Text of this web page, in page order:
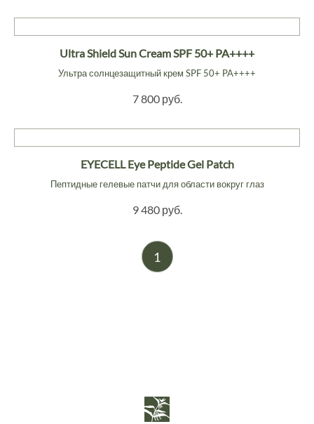
Ultra Shield Sun Cream SPF 50+ PA++++
Ультра солнцезащитный крем SPF 50+ PA++++
7 800 руб.
EYECELL Eye Peptide Gel Patch
Пептидные гелевые патчи для области вокруг глаз
9 480 руб.
1